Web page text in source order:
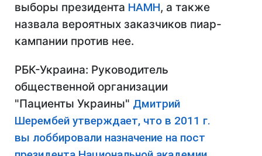
выборы президента НАМН, а также
назвала вероятных заказчиков пиар-
кампании против нее.
РБК-Украина: Руководитель
общественной организации
"Пациенты Украины" Дмитрий
Шерембей утверждает, что в 2011 г.
вы лоббировали назначение на пост